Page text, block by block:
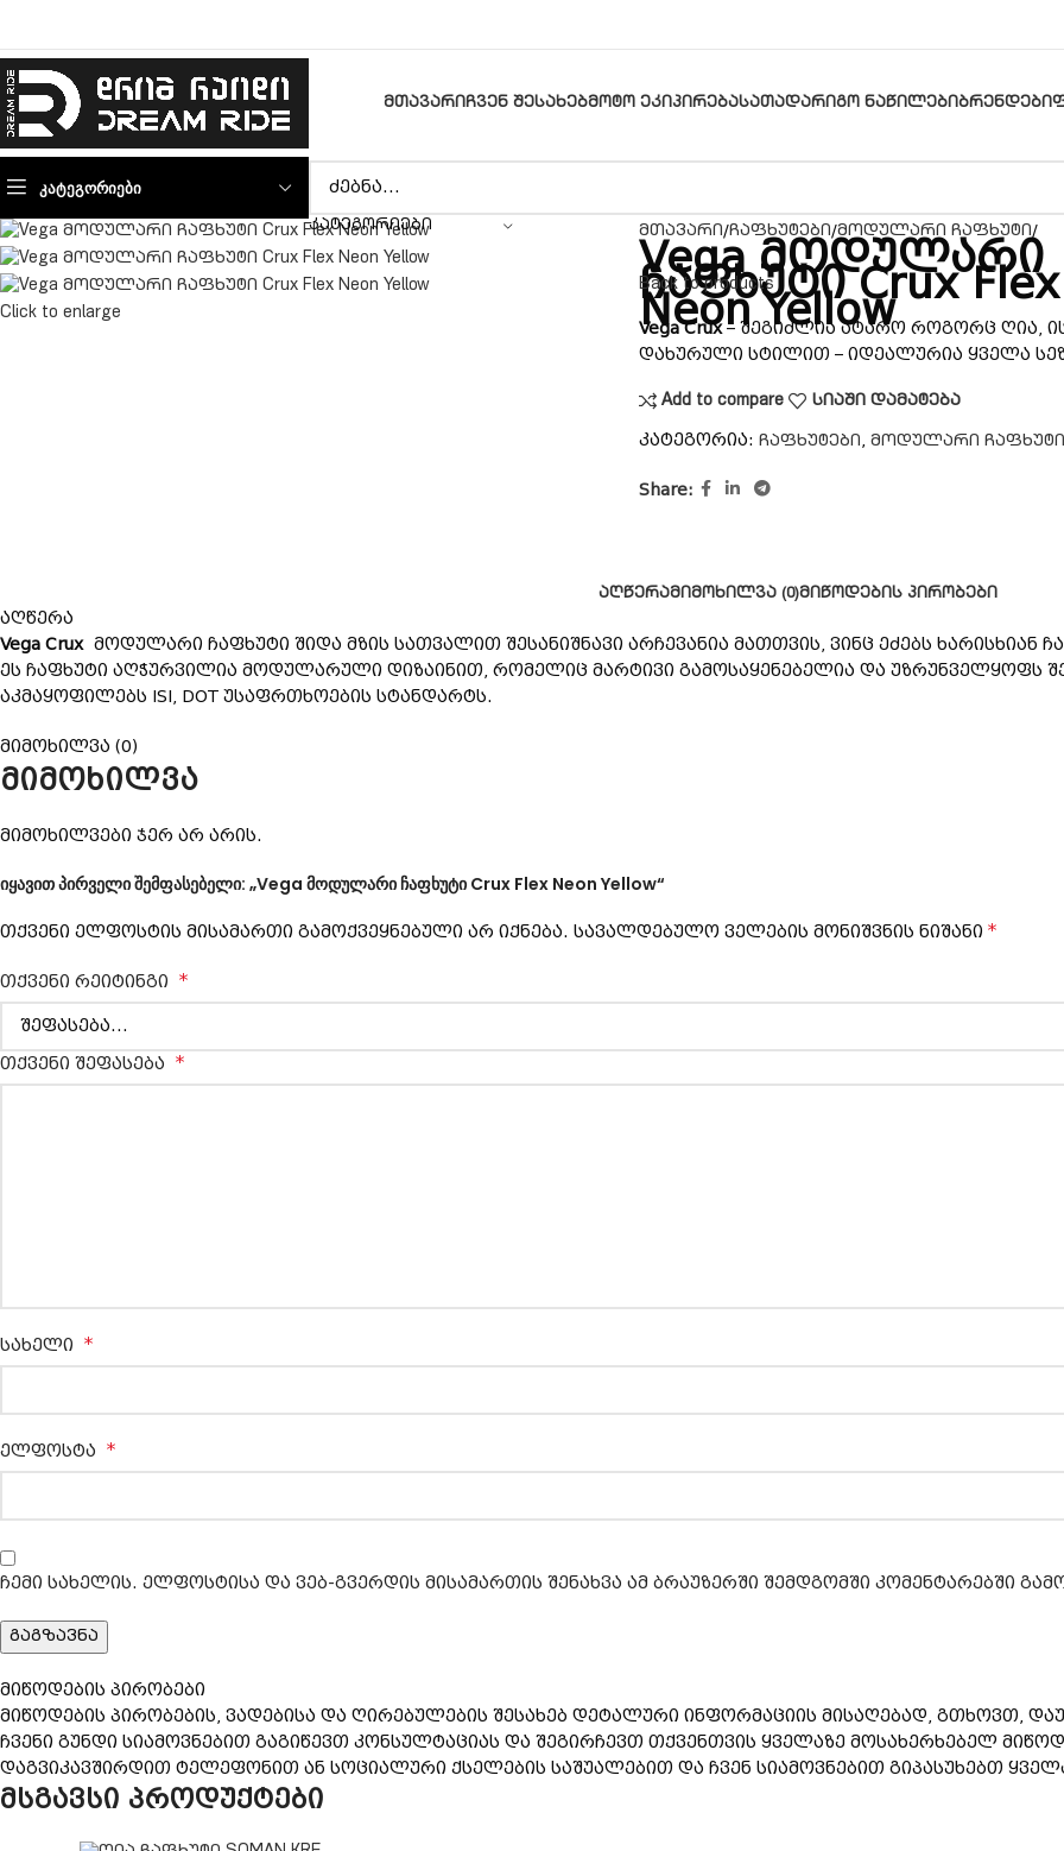
ᲛᲗᲐᲕᲐᲠᲘ ᲩᲕᲔᲜ ᲨᲔᲡᲐᲮᲔᲑᲛᲝᲢᲝ ᲔᲙᲘᲞᲘᲠᲔᲑᲐᲡᲐᲗᲐᲓᲐᲠᲘᲒᲝ ᲜᲐᲬᲘᲚᲔᲑᲘ ᲑᲠᲔᲜᲓᲔᲑᲘ
ᲙᲐᲢᲔᲒᲝᲠᲘᲔᲑᲘ
ᲙᲐᲢᲔᲒᲝᲠᲘᲔᲑᲘ
Click to enlarge
მთავარი ჩაფხუტები მოდულარი ჩაფხუტი
Vega მოდულარი
ჩაფხუტი Crux Flex
Neon Yellow
Back to products
Vega Crux– შეგიძლია ატარო როგორც ღია,
დახურული სტილით – იდეალურია ყველა
Add to compare სიაში დამატება
კატეგორია: ჩაფხუტები, მოდულარი ჩაფხუტი
Share:
ᲐᲦᲬᲔᲠᲐᲛᲘᲛᲝᲮᲘᲚᲕᲐ (0)ᲛᲘᲬᲝᲓᲔᲑᲘᲡ ᲞᲘᲠᲝᲑᲔᲑᲘ
აღწერა
Vega Cruxმოდულარი ჩაფხუტი შიდა მზის სათვალით შესანიშნავი არჩევანია მათთვის, ვინც ეძებს ხარისხიან
ეს ჩაფხუტი აღჭურვილია მოდულარული დიზაინით, რომელიც მარტივი გამოსაყენებელია და უზრუნველყოფს
აკმაყოფილებს ISI, DOT უსაფრთხოების სტანდარტს.
მიმოხილვა (0)
მიმოხილვა
მიმოხილვები ჯერ არ არის.
იყავით პირველი შემფასებელი: „Vega მოდულარი ჩაფხუტი Crux Flex Neon Yellow“
თქვენი ელფოსტის მისამართი გამოქვეყნებული არ იქნება. სავალდებულო ველების მონიშვნის ნიშანი *
თქვენი რეიტინგი *
თქვენი შეფასება *
სახელი *
ელფოსტა *
ჩემი სახელის. ელფოსტისა და ვებ-გვერდის მისამართის შენახვა ამ ბრაუზერში შემდგომში კომენტარებში
მიწოდების პირობები
მიწოდების პირობების, ვადებისა და ღირებულების შესახებ დეტალური ინფორმაციის მისაღებად, გთხოვთ,
ჩვენი გუნდი სიამოვნებით გაგიწევთ კონსულტაციას და შეგირჩევთ თქვენთვის ყველაზე მოსახერხებელ
დაგვიკავშირდით ტელეფონით ან სოციალური ქსელების საშუალებით და ჩვენ სიამოვნებით გიპასუხებთ
მსგავსი პროდუქტები